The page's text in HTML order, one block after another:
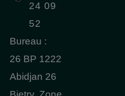
24 09
52
Bureau :
26 BP 1222
Abidjan 26